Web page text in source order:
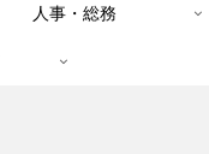
人事・総務